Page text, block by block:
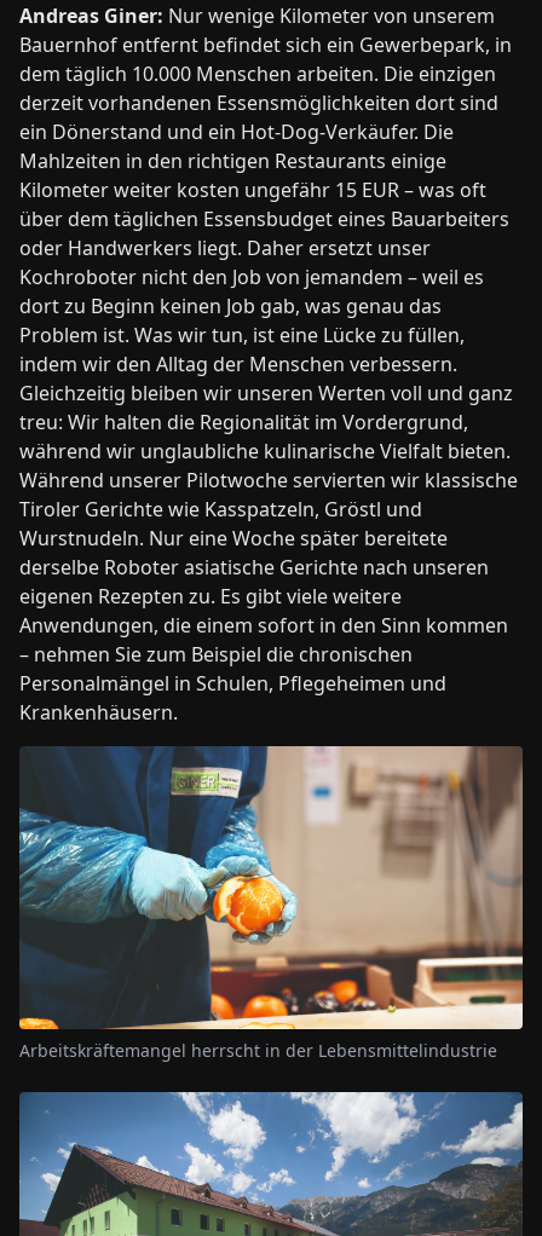
Andreas Giner: Nur wenige Kilometer von unserem
Bauernhof entfernt befindet sich ein Gewerbepark, in
dem täglich 10.000 Menschen arbeiten. Die einzigen
derzeit vorhandenen Essensmöglichkeiten dort sind
ein Dönerstand und ein Hot-Dog-Verkäufer. Die
Mahlzeiten in den richtigen Restaurants einige
Kilometer weiter kosten ungefähr 15 EUR – was oft
über dem täglichen Essensbudget eines Bauarbeiters
oder Handwerkers liegt. Daher ersetzt unser
Kochroboter nicht den Job von jemandem – weil es
dort zu Beginn keinen Job gab, was genau das
Problem ist. Was wir tun, ist eine Lücke zu füllen,
indem wir den Alltag der Menschen verbessern.
Gleichzeitig bleiben wir unseren Werten voll und ganz
treu: Wir halten die Regionalität im Vordergrund,
während wir unglaubliche kulinarische Vielfalt bieten.
Während unserer Pilotwoche servierten wir klassische
Tiroler Gerichte wie Kasspatzeln, Gröstl und
Wurstnudeln. Nur eine Woche später bereitete
derselbe Roboter asiatische Gerichte nach unseren
eigenen Rezepten zu. Es gibt viele weitere
Anwendungen, die einem sofort in den Sinn kommen
– nehmen Sie zum Beispiel die chronischen
Personalmängel in Schulen, Pflegeheimen und
Krankenhäusern.
Arbeitskräftemangel herrscht in der Lebensmittelindustrie